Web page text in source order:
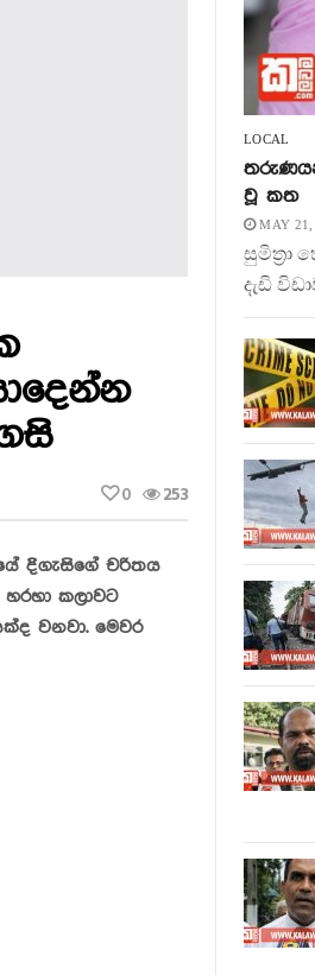
253
0
දිගැසිගේ චරිතය
කලාවට
වනවා. මෙවර
LOCAL
වූ කත
MAY 21,
දැඩි